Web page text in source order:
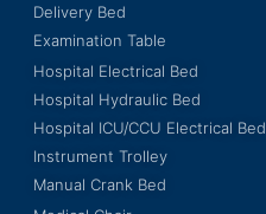
Delivery Bed
Examination Table
Hospital Electrical Bed
Hospital Hydraulic Bed
Hospital ICU/CCU Electrical Bed
Instrument Trolley
Manual Crank Bed